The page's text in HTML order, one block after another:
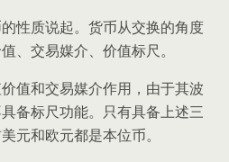
性质说起。货币从交换的角度
、交易媒介、价值标尺。
值和交易媒介作用，由于其波
备标尺功能。只有具备上述三
元和欧元都是本位币。